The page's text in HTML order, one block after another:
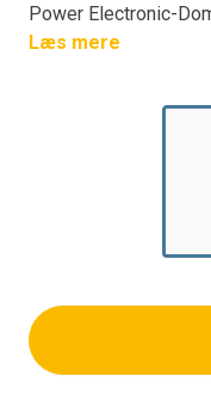
Power Electronic-
Fakultet:Det
Læs mere